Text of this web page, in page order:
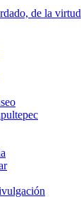
de la virtud